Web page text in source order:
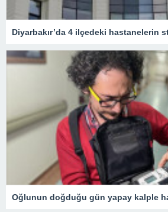
Oğlunun doğduğu gün yapay kalple